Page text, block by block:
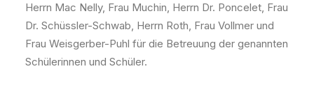
Herrn Mac Nelly, Frau Muchin, Herrn Dr. Poncelet, Frau
Dr. Schüssler-Schwab, Herrn Roth, Frau Vollmer und
Frau Weisgerber-Puhl für die Betreuung der genannten
Schülerinnen und Schüler.